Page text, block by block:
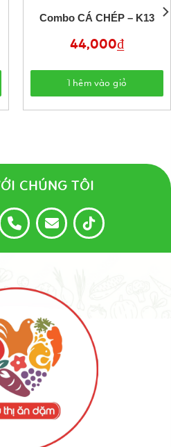
Combo CÁ CHÉP – K13
44,000₫
Thêm vào giỏ
CHÚNG TÔI